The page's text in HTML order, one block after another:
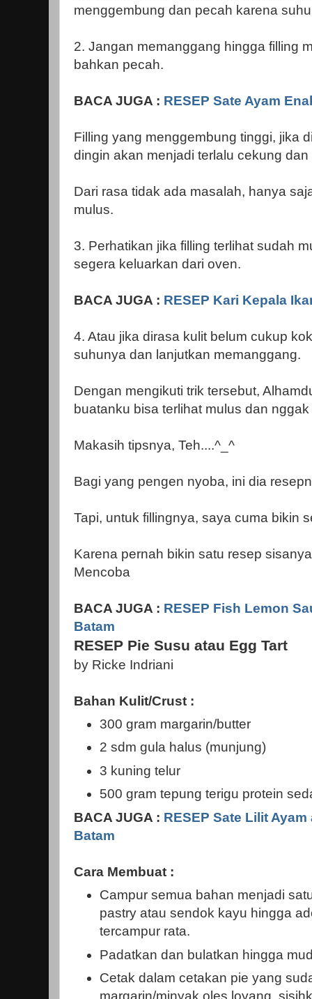
menggembung dan pecah karena
2. Jangan memanggang hingga filling
bahkan pecah.
BACA JUGA : RESEP Sate Ayam
Filling yang menggembung tinggi, jika
dingin akan menjadi terlalu cekung
Dari rasa tidak ada masalah, hanya
mulus.
3. Perhatikan jika filling terlihat sudah
segera keluarkan dari oven.
BACA JUGA : RESEP Kari Kepala
4. Atau jika dirasa kulit belum cukup
suhunya dan lanjutkan memanggang.
Dengan mengikuti trik tersebut,
buatanku bisa terlihat mulus dan
Makasih tipsnya, Teh....^_^
Bagi yang pengen nyoba, ini dia
Tapi, untuk fillingnya, saya cuma bikin
Karena pernah bikin satu resep
Mencoba
BACA JUGA : RESEP Fish Lemon
Batam
RESEP Pie Susu atau Egg Tart
by Ricke Indriani
Bahan Kulit/Crust :
300 gram margarin/butter
2 sdm gula halus (munjung)
3 kuning telur
500 gram tepung terigu protein
BACA JUGA : RESEP Sate Lilit
Batam
Cara Membuat :
Campur semua bahan menjadi
pastry atau sendok kayu hingga
tercampur rata.
Padatkan dan bulatkan hingga
Cetak dalam cetakan pie yang
margarin/minyak oles loyang,